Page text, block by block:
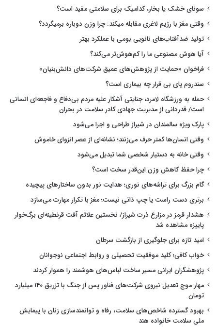
سونای خشک یا بخار، کدامیک برای سلامتی مفید است؟
وقتی مغز با رژیم لاغری مقابله میکند: چرا وزن دوباره برمیگردد؟
تولید ضدآفتاب‌های نانویی بومی با عملکرد بهتر
آیا هوش مصنوعی ما را کم‌هوش‌تر می‌کند؟
فراخوان «حمایت از پژوهش‌های عمیق شرکت‌های دانش‌بنیان»
سندروم پای بی قرار چه بیماری است؟
حمله به ورزشگاه لامرد، جنایتی آشکار علیه مردم بی‌دفاع و فاجعه‌ای انسانی
است/ قدردانی از مدیریت جهادی کادر سلامت در بحران
پارک ویژه سالمندان در شیراز طراحی و اجرا می‌شود
وقتی انسان‌ها کمتر حرف می‌زنند؛ نشانه‌ای از عصر انزوای خاموش
وقتی خانه به دستیار شخصی شما تبدیل می‌شود
چرا حفظ کاهش وزن این‌قدر سخت است؟
گام بزرگ برای تراشه‌های نوری؛ هدایت نور بدون ساختارهای پیچیده
برتری دست راست یا چپ ذاتی نیست؛ مغز با تکرار مهارت می‌سازد
هشدار قرمز در مزارع ذرت شیراز/ نخستین علائم آفت قرنطینه‌ای برگ‌خوار
پاییزه مشاهده شد
امید تازه برای جلوگیری از بازگشت سرطان
خواب کافی؛ کلید موفقیت تحصیلی و روابط اجتماعی نوجوانان
پژوهشگران ایرانی مسیر ساخت لباس‌های هوشمند را هموار کردند
مهار موج تعدیل نیروی شرکت‌های فناور پس از جنگ با تزریق ۱۴۰ میلیارد
تومان
بهبود گسترده شاخص‌های سلامت، رفاه و توانمندسازی زنان با پیمایش
ملی سلامت خانواده هند